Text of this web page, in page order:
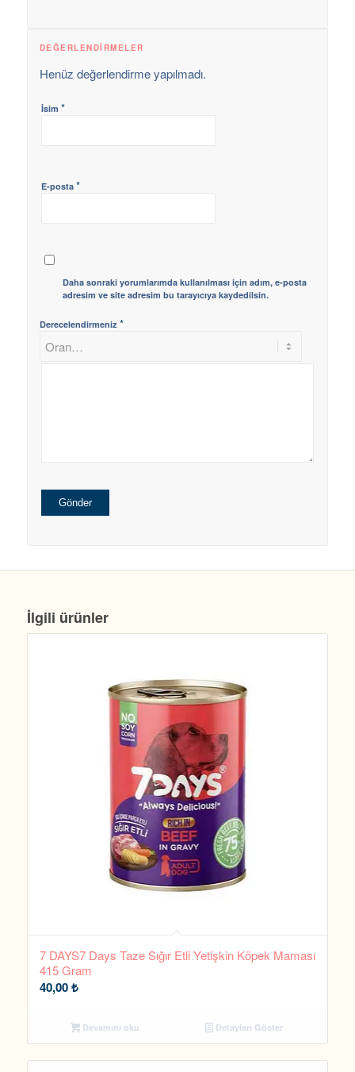
DEĞERLENDIRMELER
Henüz değerlendirme yapılmadı.
İsim *
E-posta *
Daha sonraki yorumlarımda kullanılması için adım, e-posta
adresim ve site adresim bu tarayıcıya kaydedilsin.
Derecelendirmeniz *
İlgili ürünler
7 DAYS7 Days Taze Sığır Etli Yetişkin Köpek Maması
415 Gram
40,00₺
Devamını oku Detayları Göster